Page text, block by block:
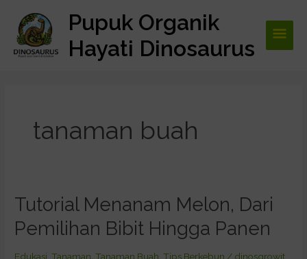
konten
Pupuk Organik
Hayati Dinosaurus
tanaman buah
Tutorial Menanam Melon, Dari
Pemilihan Bibit Hingga Panen
Edukasi ,Tanaman ,Tanaman Buah ,Tips Berkebun / dinosgrowit
Tutorial
Melon,